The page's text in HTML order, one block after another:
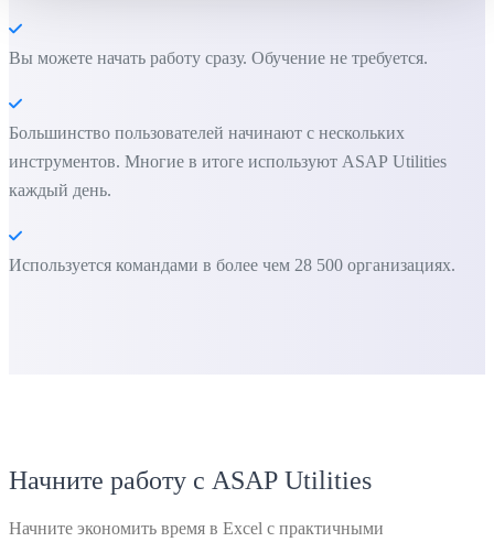
Вы можете начать работу сразу. Обучение не требуется.
Большинство пользователей начинают с нескольких
инструментов. Многие в итоге используют ASAP Utilities
каждый день.
Используется командами в более чем 28 500 организациях.
Начните работу с ASAP Utilities
Начните экономить время в Excel с практичными